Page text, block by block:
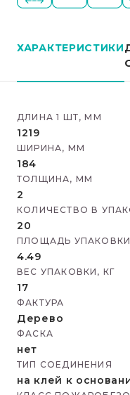
ХАРАКТЕРИСТИКИ
ДЛИНА 1 ШТ, ММ
1219
ШИРИНА, ММ
184
ТОЛЩИНА, ММ
2
КОЛИЧЕСТВО В
20
ПЛОЩАДЬ
4.49
ВЕС УПАКОВКИ, КГ
17
ФАКТУРА
Дерево
ФАСКА
нет
ТИП СОЕДИНЕНИЯ
на клей к